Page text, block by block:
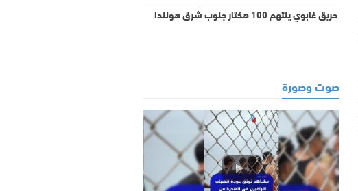
حريق غابوي يلتهم 100 هكتار جنوب شرق هولندا
صوت وصورة